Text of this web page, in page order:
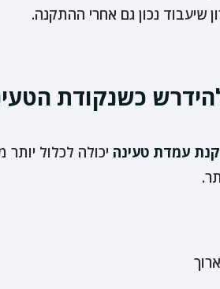
שיעבוד נכון גם אחרי ההתקנה.
כשנקודת
עמדת טעינה יכולה לכלול